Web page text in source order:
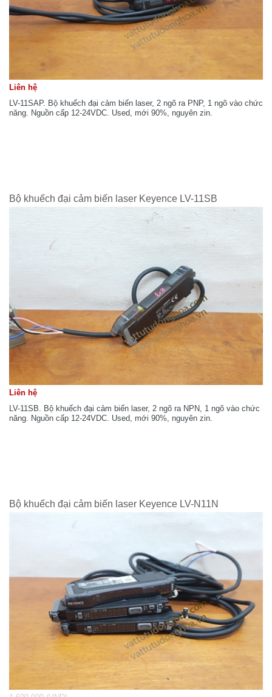
Liên hệ
LV-11SAP. Bộ khuếch đại cảm biến laser, 2 ngõ ra PNP, 1 ngõ vào chức
năng. Nguồn cấp 12-24VDC. Used, mới 90%, nguyên zin.
Bộ khuếch đại cảm biến laser Keyence LV-11SB
Liên hệ
LV-11SB. Bộ khuếch đại cảm biến laser, 2 ngõ ra NPN, 1 ngõ vào chức
năng. Nguồn cấp 12-24VDC. Used, mới 90%, nguyên zin.
Bộ khuếch đại cảm biến laser Keyence LV-N11N